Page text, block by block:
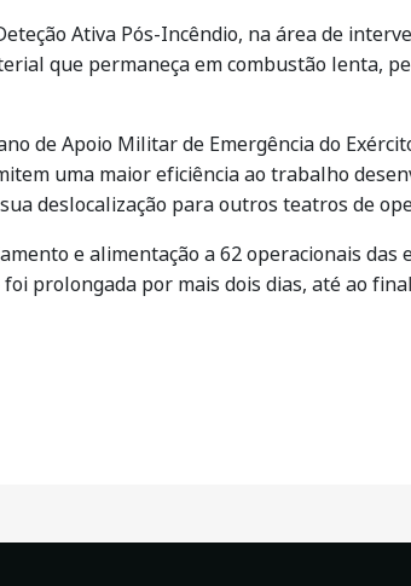
Ativa Pós-Incêndio, na área de
que permaneça em combustão lenta,
de Apoio Militar de Emergência do
uma maior eficiência ao trabalho
deslocalização para outros teatros de
e alimentação a 62 operacionais
prolongada por mais dois dias, até ao